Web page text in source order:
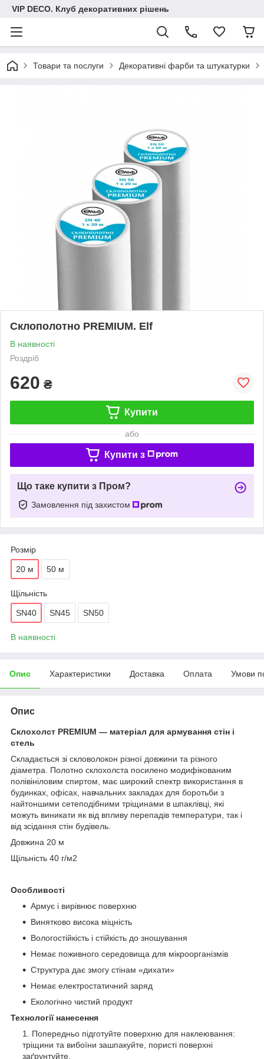
VIP DECO. Клуб декоративних рішень
Товари та послуги Декоративні фарби та штукатурки
Склополотно PREMIUM. Elf
В наявності
Роздріб
620 ₴
Купити
або
Купити з
Що таке купити з Пром?
Замовлення під захистом
Розмір
20 м 50 м
Щільність
SN40 SN45 SN50
В наявності
Опис Характеристики Доставка Оплата Умови
Опис
Склохолст PREMIUM — матеріал для армування стін і
стель
Складається зі скловолокон різної довжини та різного
діаметра. Полотно склохолста посилено модифікованим
полівініловим спиртом, має широкий спектр використання в
будинках, офісах, навчальних закладах для боротьби з
найтоншими сетеподібними тріщинами в шпаклівці, які
можуть виникати як від впливу перепадів температури, так і
від зсідання стін будівель.
Довжина 20 м
Щільність 40 г/м2
Особливості
Армує і вирівнює поверхню
Винятково висока міцність
Вологостійкість і стійкість до зношування
Немає поживного середовища для мікроорганізмів
Структура дає змогу стінам «дихати»
Немає електростатичний заряд
Екологічно чистий продукт
Технології нанесення
Попередньо підготуйте поверхню для наклеювання:
тріщини та вибоїни зашпакуйте, пористі поверхні
заґрунтуйте.